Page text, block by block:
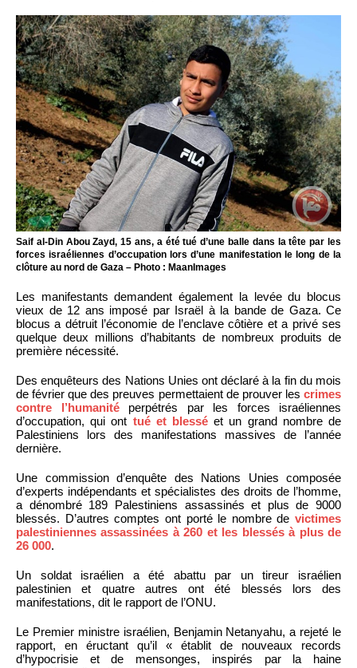
Saif al-Din Abou Zayd, 15 ans, a été tué d’une balle dans la tête par les
forces israéliennes d’occupation lors d’une manifestation le long de la
clôture au nord de Gaza – Photo : MaanImages
Les manifestants demandent également la levée du blocus
vieux de 12 ans imposé par Israël à la bande de Gaza. Ce
blocus a détruit l’économie de l’enclave côtière et a privé ses
quelque deux millions d’habitants de nombreux produits de
première nécessité.
Des enquêteurs des Nations Unies ont déclaré à la fin du mois
de février que des preuves permettaient de prouver les crimes
contre l’humanitéperpétrés par les forces israéliennes
d’occupation, qui ont tué et blessé et un grand nombre de
Palestiniens lors des manifestations massives de l’année
dernière.
Une commission d’enquête des Nations Unies composée
d’experts indépendants et spécialistes des droits de l’homme,
a dénombré 189 Palestiniens assassinés et plus de 9000
blessés. D’autres comptes ont porté le nombre de victimes
palestiniennes assassinées à 260 et les blessés à plus de
26 000.
Un soldat israélien a été abattu par un tireur israélien
palestinien et quatre autres ont été blessés lors des
manifestations, dit le rapport de l’ONU.
Le Premier ministre israélien, Benjamin Netanyahu, a rejeté le
rapport, en éructant qu’il « établit de nouveaux records
d’hypocrisie et de mensonges, inspirés par la haine